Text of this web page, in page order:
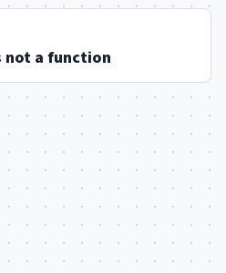
not a function